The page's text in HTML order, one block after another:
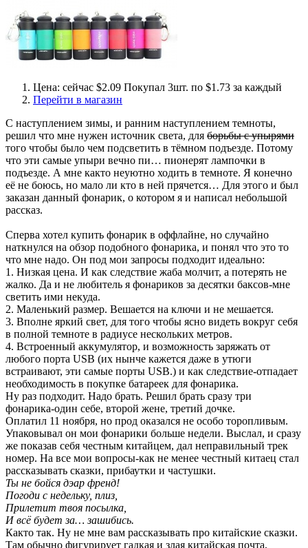
Цена: сейчас $2.09 Покупал 3шт. по $1.73 за каждый
Перейти в магазин
С наступлением зимы, и ранним наступлением темноты,
решил что мне нужен источник света, для борьбы с упырями
того чтобы было чем подсветить в тёмном подъезде. Потому
что эти самые упыри вечно пи… пионерят лампочки в
подъезде. А мне както неуютно ходить в темноте. Я конечно
её не боюсь, но мало ли кто в ней прячется… Для этого и был
заказан данный фонарик, о котором я и написал небольшой
рассказ.
Сперва хотел купить фонарик в оффлайне, но случайно
наткнулся на обзор подобного фонарика, и понял что это то
что мне надо. Он под мои запросы подходит идеально:
1. Низкая цена. И как следствие жаба молчит, а потерять не
жалко. Да и не любитель я фонариков за десятки баксов-мне
светить ими некуда.
2. Маленький размер. Вешается на ключи и не мешается.
3. Вполне яркий свет, для того чтобы ясно видеть вокруг себя
в полной темноте в радиусе нескольких метров.
4. Встроенный аккумулятор, и возможность заряжать от
любого порта USB (их нынче кажется даже в утюги
встраивают, эти самые порты USB.) и как следствие-отпадает
необходимость в покупке батареек для фонарика.
Ну раз подходит. Надо брать. Решил брать сразу три
фонарика-один себе, второй жене, третий дочке.
Оплатил 11 ноября, но прод оказался не особо торопливым.
Упаковывал он мои фонарики больше недели. Выслал, и сразу
же показав себя честным китайцем, дал неправильный трек
номер. На все мои вопросы-как не менее честный китаец стал
рассказывать сказки, прибаутки и частушки.
Ты не бойся дэар френд!
Погоди с недельку, плиз,
Прилетит твоя посылка,
И всё будет за… зашибись.
Както так. Ну не мне вам рассказывать про китайские сказки.
Там обычно фигурирует гадкая и злая китайская почта,